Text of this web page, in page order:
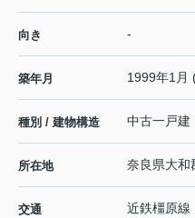
向き -
築年月 1999年1月
種別 / 建物構造 中古一戸
所在地 奈良県大和
交通 近鉄橿原線